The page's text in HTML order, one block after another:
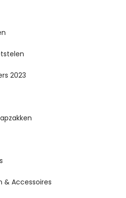
2023
& Accessoires